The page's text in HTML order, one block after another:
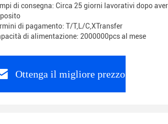
di consegna: Circa 25 giorni lavorativi dopo
di pagamento: T/T,L/C,XTransfer
di alimentazione: 2000000pcs al mese
Ottenga il migliore prezzo